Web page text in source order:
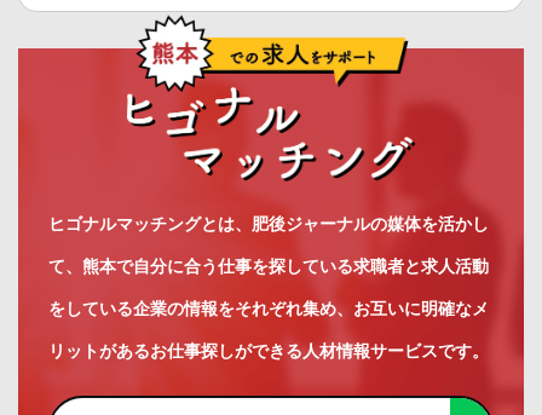
ヒゴナルマッチングとは、肥後ジャーナルの媒体を活かし
て、熊本で自分に合う仕事を探している求職者と求人活動
をしている企業の情報をそれぞれ集め、お互いに明確なメ
リットがあるお仕事探しができる人材情報サービスです。